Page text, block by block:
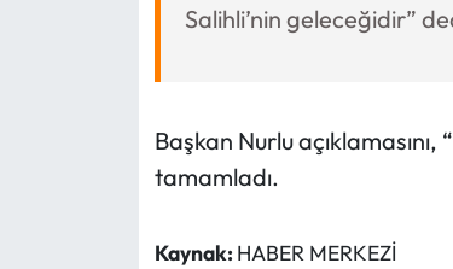
Salihli’nin geleceğidir”
Başkan Nurlu
tamamladı.
Kaynak: HABER MERKEZİ